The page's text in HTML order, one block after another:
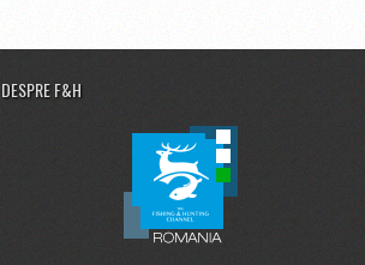
DESPRE F&H